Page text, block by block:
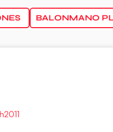
BALONMANO